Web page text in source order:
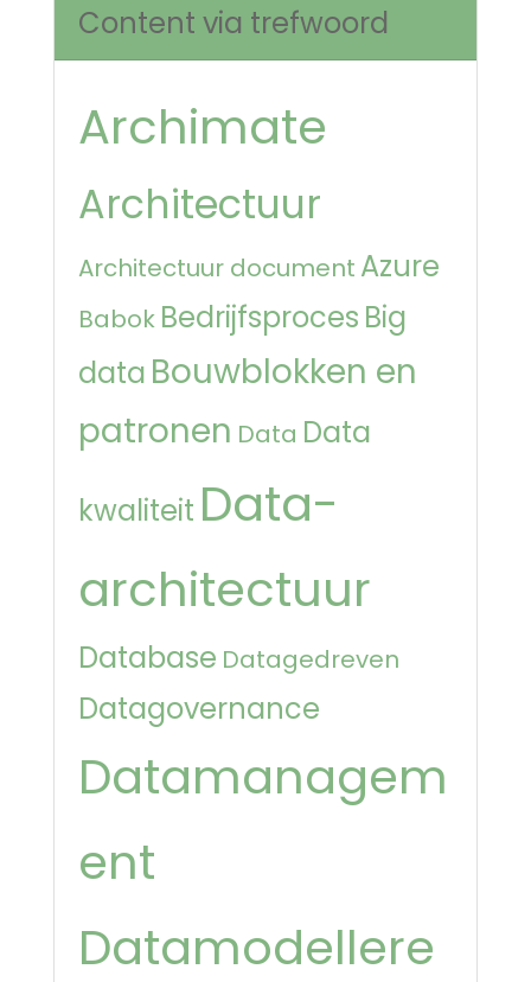
Content via trefwoord
Archimate
Architectuur
Architectuur document Azure
Babok Bedrijfsproces Big
data Bouwblokken en
patronen Data Data
kwaliteit Data-
architectuur
Database Datagedreven
Datagovernance
Datamanagem
ent
Datamodellere